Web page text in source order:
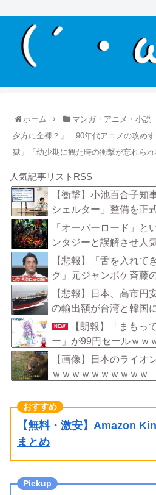
ホーム マンガ・アニメ・小説
夕方に全裸？」 90年代アニメの攻め
獄」「幼少期に観た時の衝撃が忘れられ
人気記事リストRSS
【衝撃】小池百合子知
シェルター」整備を正
ｗ
「オーバーロード」と
ンタジーと誤解させ人
ｗｗｗｗｗｗ
【悲報】「舌を入れて
ク」元ジャンポケ斉藤
【悲報】日本、高市円
の輸出額が台湾と韓国
NEW
【朗報】「まもっ
ー」が99円セールｗｗ
【画像】日本のライオ
ｗｗｗｗｗｗｗｗｗｗ
【無料・激安】Amazon
まとめ